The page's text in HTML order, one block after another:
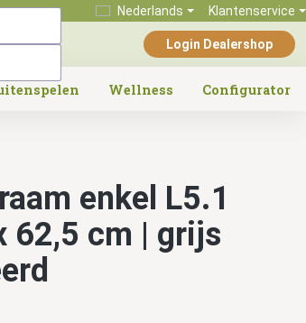
Nederlands Klantenservice
Login Dealershop
Wellness Configurator
enkel L5.1
62,5 cm | grijs